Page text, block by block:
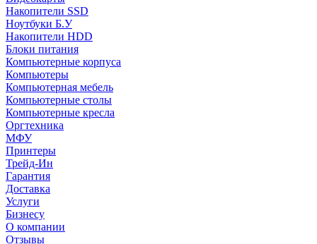
Накопители SSD
Ноутбуки Б.У
Накопители HDD
Блоки питания
Компьютерные корпуса
Компьютеры
Компьютерная мебель
Компьютерные столы
Компьютерные кресла
Оргтехника
МФУ
Принтеры
Трейд-Ин
Гарантия
Доставка
Услуги
Бизнесу
О компании
Отзывы